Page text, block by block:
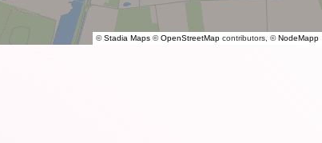
©Stadia Maps ©OpenStreetMap contributors, ©NodeMapp